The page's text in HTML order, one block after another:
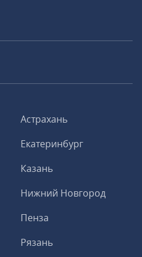
Астрахань
Екатеринбург
Казань
Нижний Новгород
Пенза
Рязань